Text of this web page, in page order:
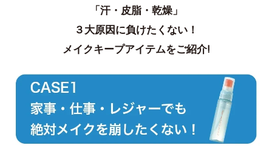
「汗・皮脂・乾燥」
３大原因に負けたくない！
メイクキープアイテムをご紹介!